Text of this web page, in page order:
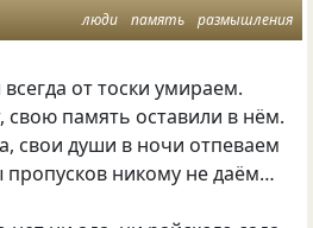
люди память размышления
от тоски умираем.
свою память оставили в нём.
свои души в ночи отпеваем
пропусков никому не даём…